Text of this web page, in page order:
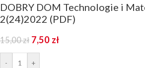
DOBRY DOM Technologie i
2(24)2022 (PDF)
15,00zł 7,50 zł
- +